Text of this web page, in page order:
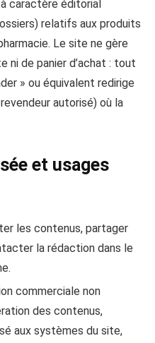
caractère éditorial
relatifs aux produits
Le site ne gère
ni de panier d’achat : tout
» ou équivalent redirige
autorisé) où la
et usages
les contenus, partager
la rédaction dans le
commerciale non
des contenus,
aux systèmes du site,